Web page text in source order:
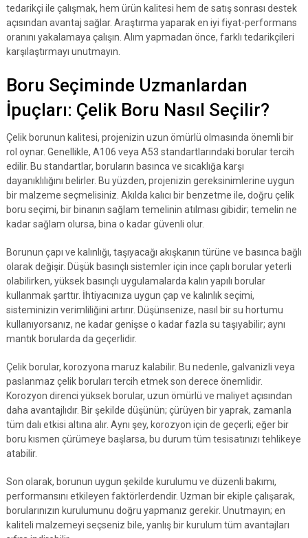
tedarikçi ile çalışmak, hem ürün kalitesi hem de satış sonrası destek
açısından avantaj sağlar. Araştırma yaparak en iyi fiyat-performans
oranını yakalamaya çalışın. Alım yapmadan önce, farklı tedarikçileri
karşılaştırmayı unutmayın.
Boru Seçiminde Uzmanlardan
İpuçları: Çelik Boru Nasıl Seçilir?
Çelik borunun kalitesi, projenizin uzun ömürlü olmasında önemli bir
rol oynar. Genellikle, A106 veya A53 standartlarındaki borular tercih
edilir. Bu standartlar, boruların basınca ve sıcaklığa karşı
dayanıklılığını belirler. Bu yüzden, projenizin gereksinimlerine uygun
bir malzeme seçmelisiniz. Akılda kalıcı bir benzetme ile, doğru çelik
boru seçimi, bir binanın sağlam temelinin atılması gibidir; temelin ne
kadar sağlam olursa, bina o kadar güvenli olur.
Borunun çapı ve kalınlığı, taşıyacağı akışkanın türüne ve basınca bağlı
olarak değişir. Düşük basınçlı sistemler için ince çaplı borular yeterli
olabilirken, yüksek basınçlı uygulamalarda kalın yapılı borular
kullanmak şarttır. İhtiyacınıza uygun çap ve kalınlık seçimi,
sisteminizin verimliliğini artırır. Düşünsenize, nasıl bir su hortumu
kullanıyorsanız, ne kadar genişse o kadar fazla su taşıyabilir; aynı
mantık borularda da geçerlidir.
Çelik borular, korozyona maruz kalabilir. Bu nedenle, galvanizli veya
paslanmaz çelik boruları tercih etmek son derece önemlidir.
Korozyon direnci yüksek borular, uzun ömürlü ve maliyet açısından
daha avantajlıdır. Bir şekilde düşünün; çürüyen bir yaprak, zamanla
tüm dalı etkisi altına alır. Aynı şey, korozyon için de geçerli; eğer bir
boru kısmen çürümeye başlarsa, bu durum tüm tesisatınızı tehlikeye
atabilir.
Son olarak, borunun uygun şekilde kurulumu ve düzenli bakımı,
performansını etkileyen faktörlerdendir. Uzman bir ekiple çalışarak,
borularınızın kurulumunu doğru yapmanız gerekir. Unutmayın; en
kaliteli malzemeyi seçseniz bile, yanlış bir kurulum tüm avantajları